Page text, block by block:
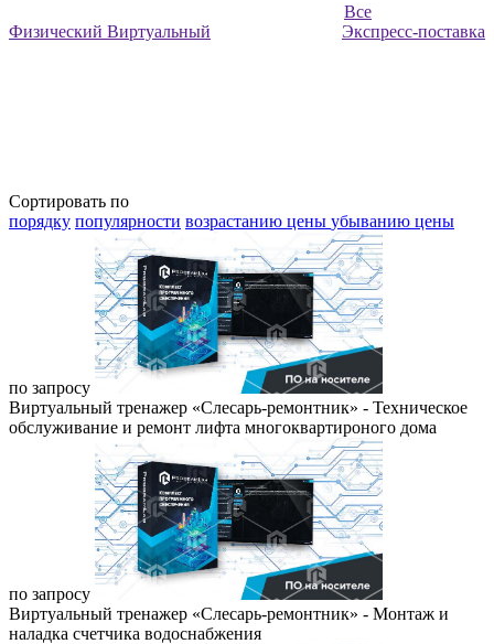
Все
Экспресс-поставка
Физический Виртуальный
Сортировать по
порядку популярности возрастанию цены убыванию цены
по запросу
Виртуальный тренажер «Слесарь-ремонтник» - Техническое
обслуживание и ремонт лифта многоквартироного дома
по запросу
Виртуальный тренажер «Слесарь-ремонтник» - Монтаж и
наладка счетчика водоснабжения